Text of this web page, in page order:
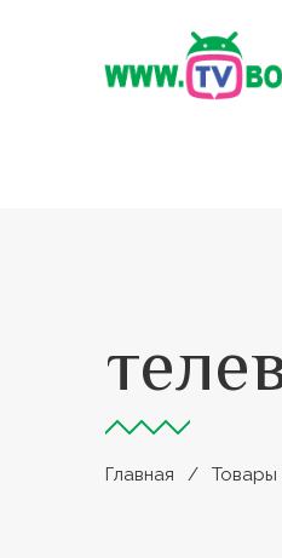
Главная Товары